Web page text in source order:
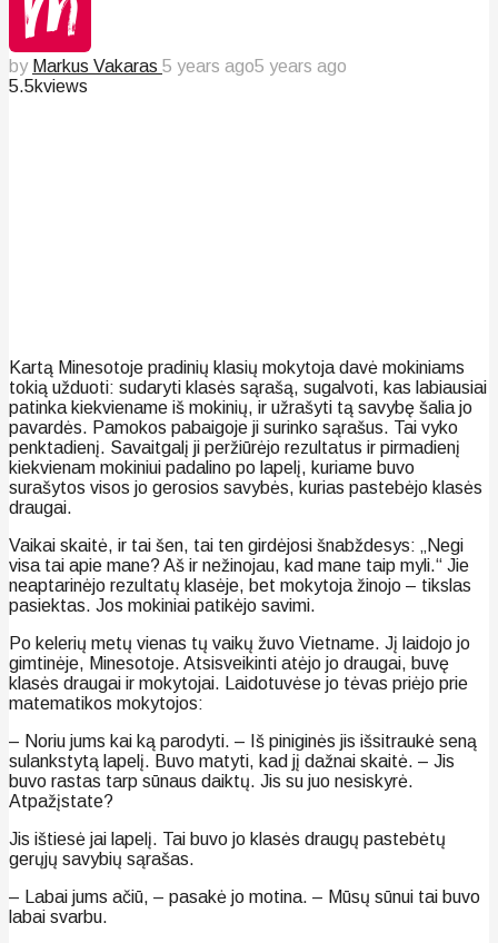
by Markus Vakaras 5 years ago5 years ago
5.5kviews
Kartą Minesotoje pradinių klasių mokytoja davė mokiniams
tokią užduoti: sudaryti klasės sąrašą, sugalvoti, kas labiausiai
patinka kiekviename iš mokinių, ir užrašyti tą savybę šalia jo
pavardės. Pamokos pabaigoje ji surinko sąrašus. Tai vyko
penktadienį. Savaitgalį ji peržiūrėjo rezultatus ir pirmadienį
kiekvienam mokiniui padalino po lapelį, kuriame buvo
surašytos visos jo gerosios savybės, kurias pastebėjo klasės
draugai.
Vaikai skaitė, ir tai šen, tai ten girdėjosi šnabždesys: „Negi
visa tai apie mane? Aš ir nežinojau, kad mane taip myli.“ Jie
neaptarinėjo rezultatų klasėje, bet mokytoja žinojo – tikslas
pasiektas. Jos mokiniai patikėjo savimi.
Po kelerių metų vienas tų vaikų žuvo Vietname. Jį laidojo jo
gimtinėje, Minesotoje. Atsisveikinti atėjo jo draugai, buvę
klasės draugai ir mokytojai. Laidotuvėse jo tėvas priėjo prie
matematikos mokytojos:
– Noriu jums kai ką parodyti. – Iš piniginės jis išsitraukė seną
sulankstytą lapelį. Buvo matyti, kad jį dažnai skaitė. – Jis
buvo rastas tarp sūnaus daiktų. Jis su juo nesiskyrė.
Atpažįstate?
Jis ištiesė jai lapelį. Tai buvo jo klasės draugų pastebėtų
gerųjų savybių sąrašas.
– Labai jums ačiū, – pasakė jo motina. – Mūsų sūnui tai buvo
labai svarbu.